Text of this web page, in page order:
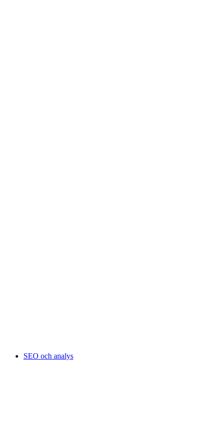
SEO och analys